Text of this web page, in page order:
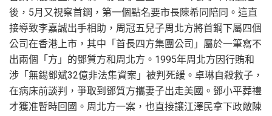
後，5月又視察首鋼，第一個點名要市長陳希同陪同。這直
接導致李嘉誠出手相助，周冠五兒子周北方將首鋼下屬四個
公司在香港上市，其中「首長四方集團公司」屬於一筆寫不
出兩個「方」的鄧質方和周北方。1995年周北方因行賄和
涉「無錫鄧斌32億非法集資案」被判死緩。卓琳自殺救子，
在病床前談判，爭取到鄧質方攜妻子出走美國。鄧小平葬禮
才獲准暫時回國。周北方一案，也直接讓江澤民拿下政敵陳